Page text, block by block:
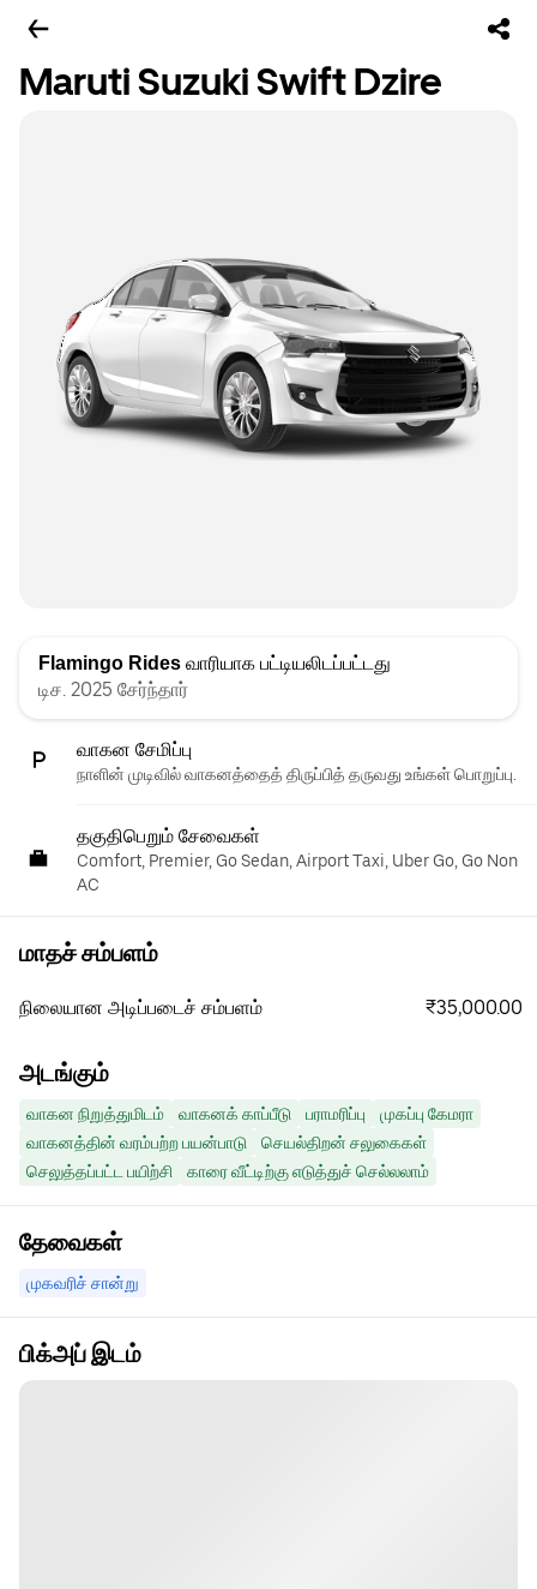
Maruti Suzuki Swift Dzire
Flamingo Rides வாரியாக பட்டியலிடப்பட்டது
டிச. 2025 சேர்ந்தார்
வாகன சேமிப்பு
நாளின் முடிவில் வாகனத்தைத் திருப்பித் தருவது உங்கள் பொறுப்பு.
தகுதிபெறும் சேவைகள்
Comfort, Premier, Go Sedan, Airport Taxi, Uber Go, Go Non
AC
மாதச் சம்பளம்
நிலையான அடிப்படைச் சம்பளம் ₹35,000.00
அடங்கும்
வாகன நிறுத்துமிடம் வாகனக் காப்பீடு பராமரிப்பு
முகப்பு கேமரா
வாகனத்தின் வரம்பற்ற பயன்பாடு
செயல்திறன் சலுகைகள்
செலுத்தப்பட்ட பயிற்சி
காரை வீட்டிற்கு எடுத்துச் செல்லலாம்
தேவைகள்
முகவரிச் சான்று
பிக்அப் இடம்